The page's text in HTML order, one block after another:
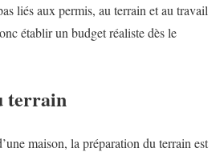
liés aux permis, au terrain et au travail
établir un budget réaliste dès le
terrain
maison, la préparation du terrain est